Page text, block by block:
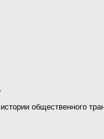
общественного